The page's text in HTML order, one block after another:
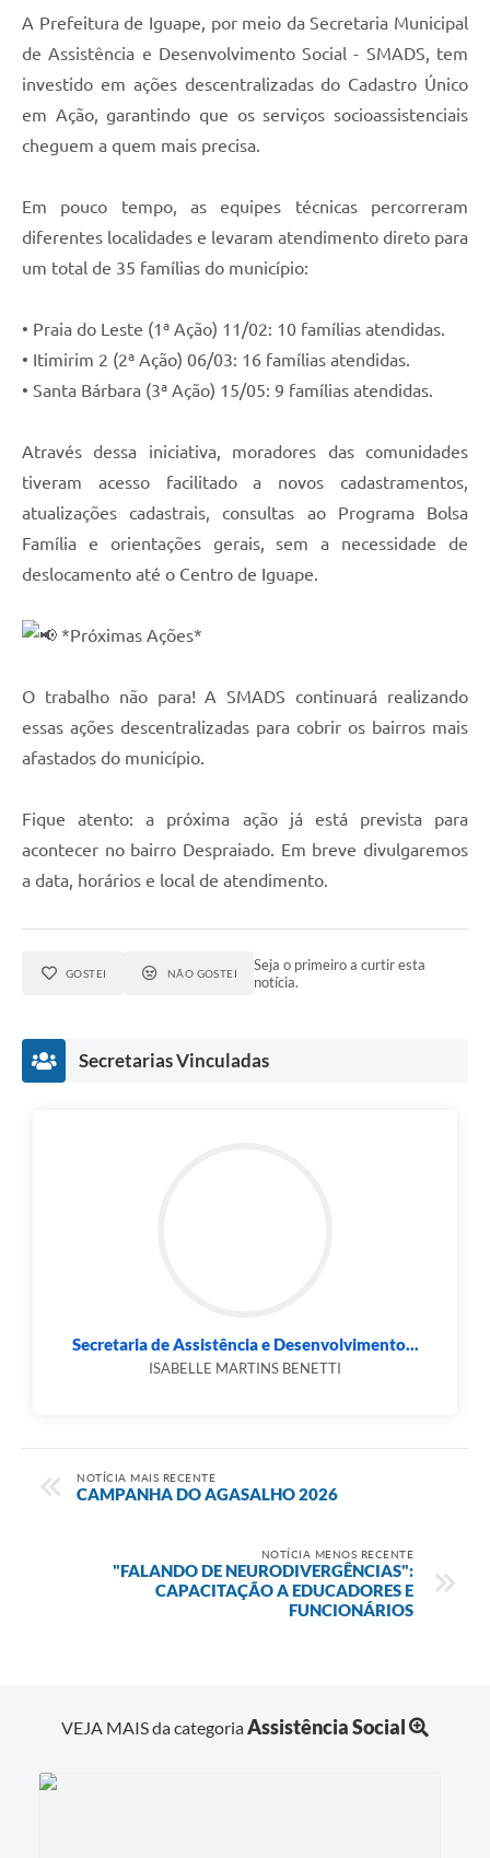
A Prefeitura de Iguape, por meio da Secretaria Municipal
de Assistência e Desenvolvimento Social - SMADS, tem
investido em ações descentralizadas do Cadastro Único
em Ação, garantindo que os serviços socioassistenciais
cheguem a quem mais precisa.
Em pouco tempo, as equipes técnicas percorreram
diferentes localidades e levaram atendimento direto para
um total de 35 famílias do município:
• Praia do Leste (1ª Ação) 11/02: 10 famílias atendidas.
• Itimirim 2 (2ª Ação) 06/03: 16 famílias atendidas.
• Santa Bárbara (3ª Ação) 15/05: 9 famílias atendidas.
Através dessa iniciativa, moradores das comunidades
tiveram acesso facilitado a novos cadastramentos,
atualizações cadastrais, consultas ao Programa Bolsa
Família e orientações gerais, sem a necessidade de
deslocamento até o Centro de Iguape.
*Próximas Ações*
O trabalho não para! A SMADS continuará realizando
essas ações descentralizadas para cobrir os bairros mais
afastados do município.
Fique atento: a próxima ação já está prevista para
acontecer no bairro Despraiado. Em breve divulgaremos
a data, horários e local de atendimento.
GOSTEI NÃO GOSTEI
Seja o primeiro a curtir esta
notícia.
Secretarias Vinculadas
Secretaria de Assistência e Desenvolvimento...
ISABELLE MARTINS BENETTI
NOTÍCIA MAIS RECENTE
CAMPANHA DO AGASALHO 2026
NOTÍCIA MENOS RECENTE
"FALANDO DE NEURODIVERGÊNCIAS":
CAPACITAÇÃO A EDUCADORES E
FUNCIONÁRIOS
VEJA MAIS da categoriaAssistência Social